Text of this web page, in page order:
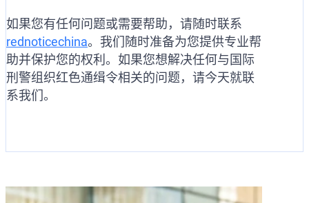
如果您有任何问题或需要帮助，请随时联系
rednoticechina。我们随时准备为您提供专业帮
助并保护您的权利。如果您想解决任何与国际
刑警组织红色通缉令相关的问题，请今天就联
系我们。